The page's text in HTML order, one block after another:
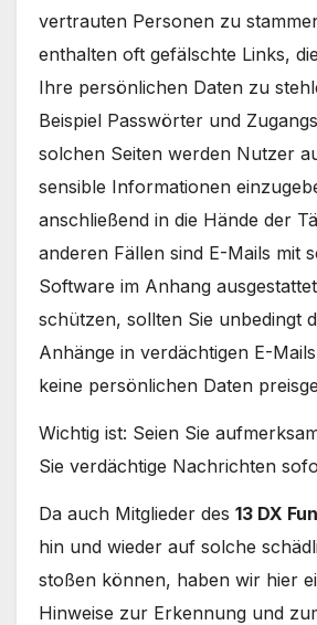
vertrauten Personen zu
enthalten oft gefälschte Links,
Ihre persönlichen Daten zu
Beispiel Passwörter und
solchen Seiten werden Nutzer
sensible Informationen
anschließend in die Hände der
anderen Fällen sind E-Mails mit
Software im Anhang
schützen, sollten Sie unbedingt
Anhänge in verdächtigen E-
keine persönlichen Daten
Wichtig ist: Seien Sie
Sie verdächtige Nachrichten
Da auch Mitglieder des 13 DX
hin und wieder auf solche
stoßen können, haben wir hier
Hinweise zur Erkennung und